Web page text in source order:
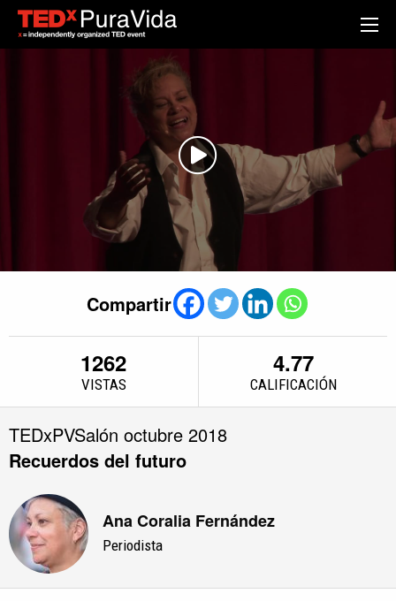
Compartir
1262
VISTAS
4.77
CALIFICACIÓN
TEDxPVSalón octubre 2018
Recuerdos del futuro
Ana Coralia Fernández
Periodista